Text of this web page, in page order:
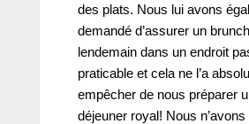
des plats. Nous lui avons
demandé d’assurer un
lendemain dans un endroit
praticable et cela ne l’a
empêcher de nous préparer
déjeuner royal! Nous